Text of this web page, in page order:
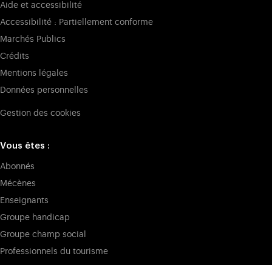
Aide et accessibilité
Accessibilité : Partiellement conforme
Marchés Publics
Crédits
Mentions légales
Données personnelles
Gestion des cookies
Vous êtes :
Abonnés
Mécènes
Enseignants
Groupe handicap
Groupe champ social
Professionnels du tourisme